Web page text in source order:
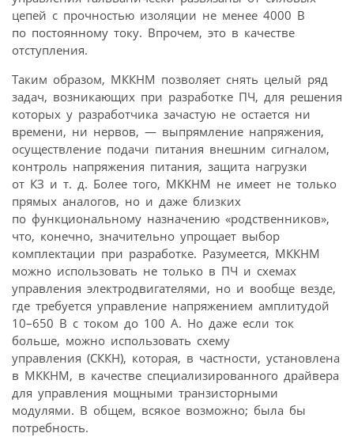
цепей с прочностью изоляции не менее 4000 В
по постоянному току. Впрочем, это в качестве
отступления.
Таким образом, МККНМ позволяет снять целый ряд
задач, возникающих при разработке ПЧ, для решения
которых у разработчика зачастую не остается ни
времени, ни нервов, — выпрямление напряжения,
осуществление подачи питания внешним сигналом,
контроль напряжения питания, защита нагрузки
от КЗ и т. д. Более того, МККНМ не имеет не только
прямых аналогов, но и даже близких
по функциональному назначению «родственников»,
что, конечно, значительно упрощает выбор
комплектации при разработке. Разумеется, МККНМ
можно использовать не только в ПЧ и схемах
управления электродвигателями, но и вообще везде,
где требуется управление напряжением амплитудой
10–650 В с током до 100 А. Но даже если ток
больше, можно использовать схему
управления (СККН), которая, в частности, установлена
в МККНМ, в качестве специализированного драйвера
для управления мощными транзисторными
модулями. В общем, всякое возможно; была бы
потребность.